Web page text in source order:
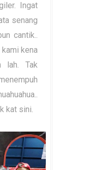
Ingat
senang
cantik..
kena
lah. Tak
kat sini.